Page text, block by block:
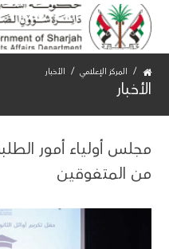
المركز الإعلامي الأخبار
الأخبار
مجلس أولياء أمور
من المتفوقين